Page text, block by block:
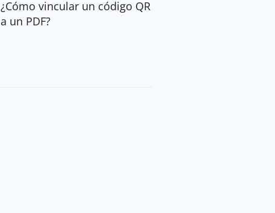
¿Cómo vincular un código QR
a un PDF?